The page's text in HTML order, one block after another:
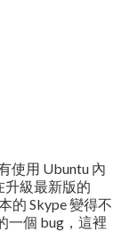
使用 Ubuntu 內
升級最新版的
的 Skype 變得不
一個 bug，這裡